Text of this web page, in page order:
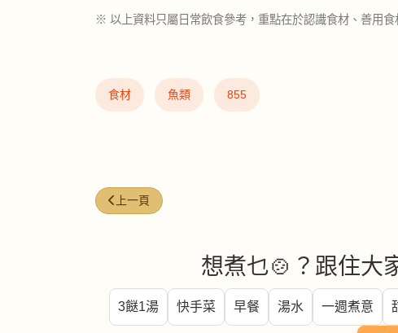
※ 以上資料只屬日常飲食參考，重點在於認識食材、善用食
食材 魚類 855
上一篇文章: 瑤柱絲 (Shredded Dried Scallop)
上一頁
想煮乜🍲？跟住大
3餸1湯 快手菜 早餐 湯水 一週煮意